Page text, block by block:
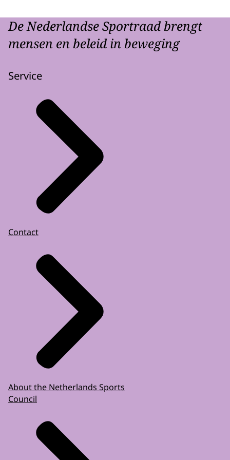
info@nlsportraad.nl.
Telefoonnummer 070-3407273.
www.nederlande-sportraad.nl.
De Nederlandse Sportraad brengt
mensen en beleid in beweging
Service
Contact
About the Netherlands Sports
Council